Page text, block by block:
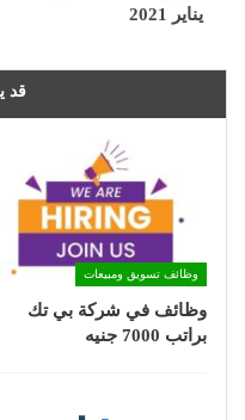
يناير 2021
قد
وظائف تسويق ومبيعات
وظائف في شركة بي تك
براتب 7000 جنيه